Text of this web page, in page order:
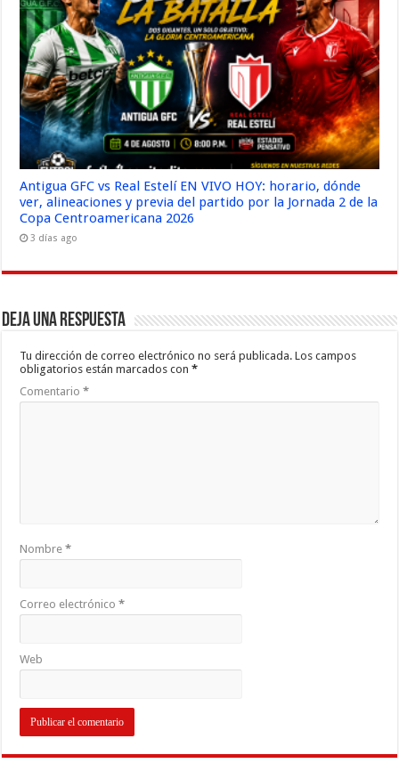
Antigua GFC vs Real Estelí EN VIVO HOY: horario, dónde
ver, alineaciones y previa del partido por la Jornada 2 de la
Copa Centroamericana 2026
3 días ago
Deja una respuesta
Tu dirección de correo electrónico no será publicada. Los campos
obligatorios están marcados con*
Comentario*
Nombre*
Correo electrónico*
Web